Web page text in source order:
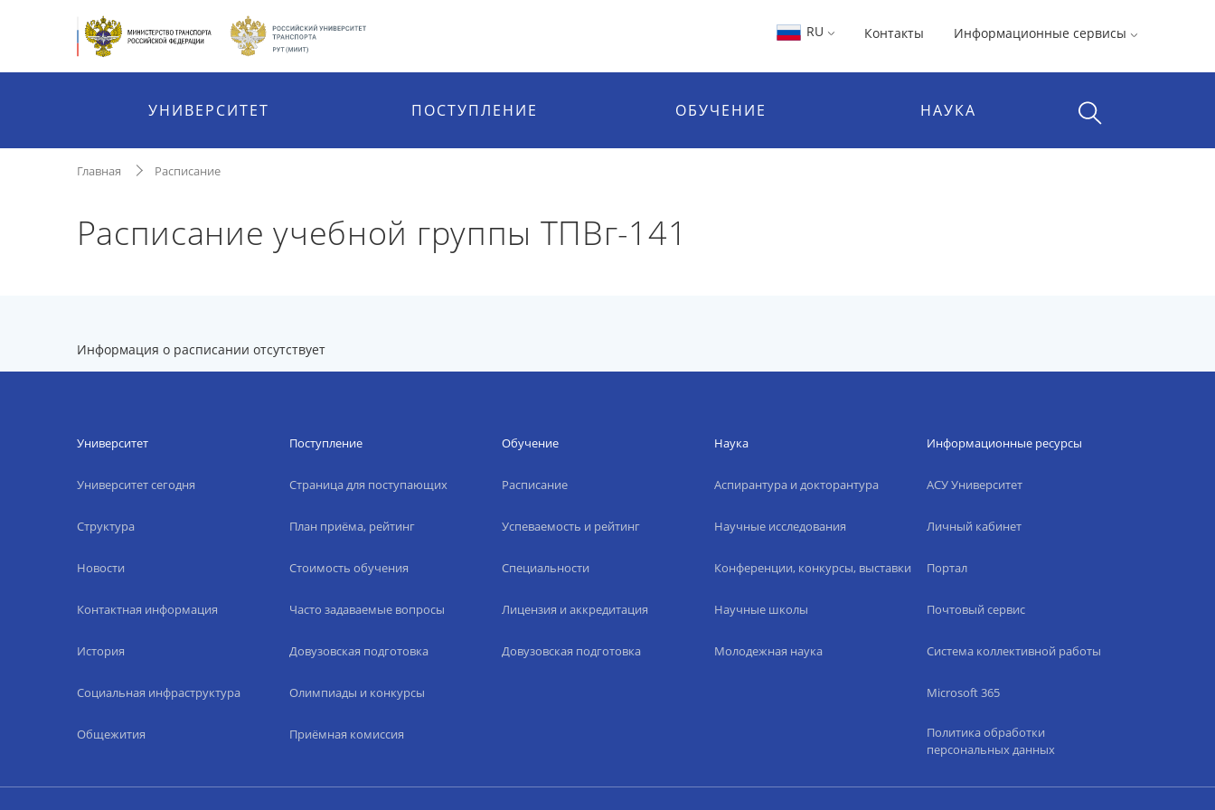
RU Контакты Информационные сервисы
УНИВЕРСИТЕТ ПОСТУПЛЕНИЕ ОБУЧЕНИЕ НАУКА
Главная Расписание
Расписание учебной группы ТПВг-141
Информация о расписании отсутствует
Университет
Университет сегодня
Структура
Новости
Контактная информация
История
Социальная инфраструктура
Общежития
Поступление
Страница для поступающих
План приёма, рейтинг
Стоимость обучения
Часто задаваемые вопросы
Довузовская подготовка
Олимпиады и конкурсы
Приёмная комиссия
Обучение
Расписание
Успеваемость и рейтинг
Специальности
Лицензия и аккредитация
Довузовская подготовка
Наука
Аспирантура и докторантура
Научные исследования
Конференции, конкурсы, выставки
Научные школы
Молодежная наука
Информационные ресурсы
АСУ Университет
Личный кабинет
Портал
Почтовый сервис
Система коллективной работы
Microsoft 365
Политика обработки
персональных данных